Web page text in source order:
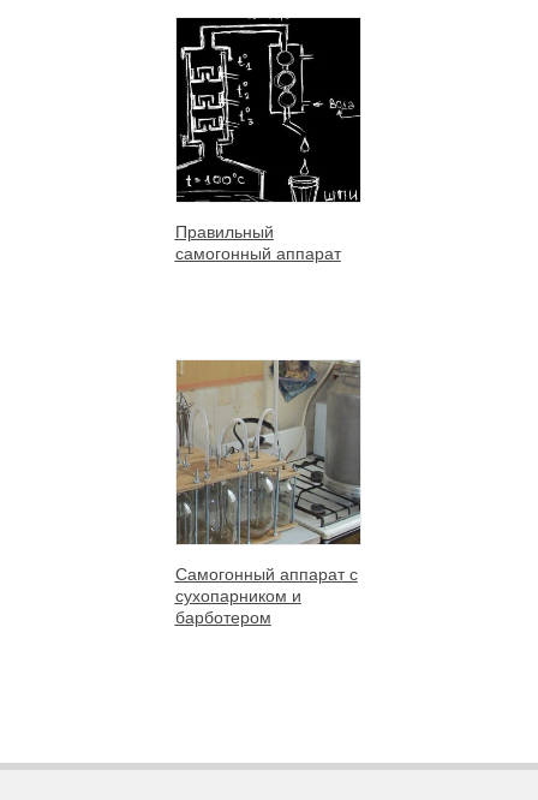
Правильный
самогонный аппарат
Самогонный аппарат с
сухопарником и
барботером